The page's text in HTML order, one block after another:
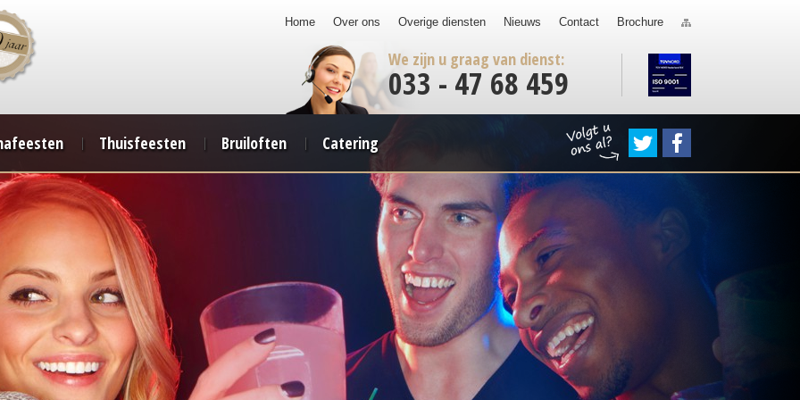
Home Over ons Overige diensten Nieuws Contact Brochure
We zijn u graag van dienst:
033 - 47 68 459
Thuisfeesten Bruiloften Catering